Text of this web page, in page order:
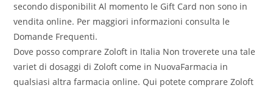
secondo disponibilit Al momento le Gift Card non sono in
vendita online. Per maggiori informazioni consulta le
Domande Frequenti.
Dove posso comprare Zoloft in Italia Non troverete una tale
variet di dosaggi di Zoloft come in NuovaFarmacia in
qualsiasi altra farmacia online. Qui potete comprare Zoloft